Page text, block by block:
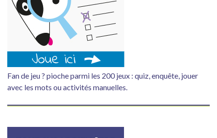
Fan de jeu ? pioche parmi les 200 jeux : quiz, enquête, jouer
avec les mots ou activités manuelles.